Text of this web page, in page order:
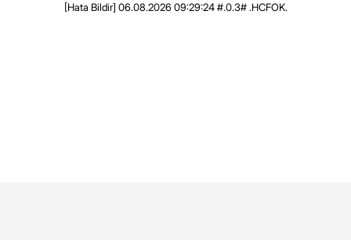
[Hata Bildir] 06.08.2026 09:29:24 #.0.3# .HCFOK.